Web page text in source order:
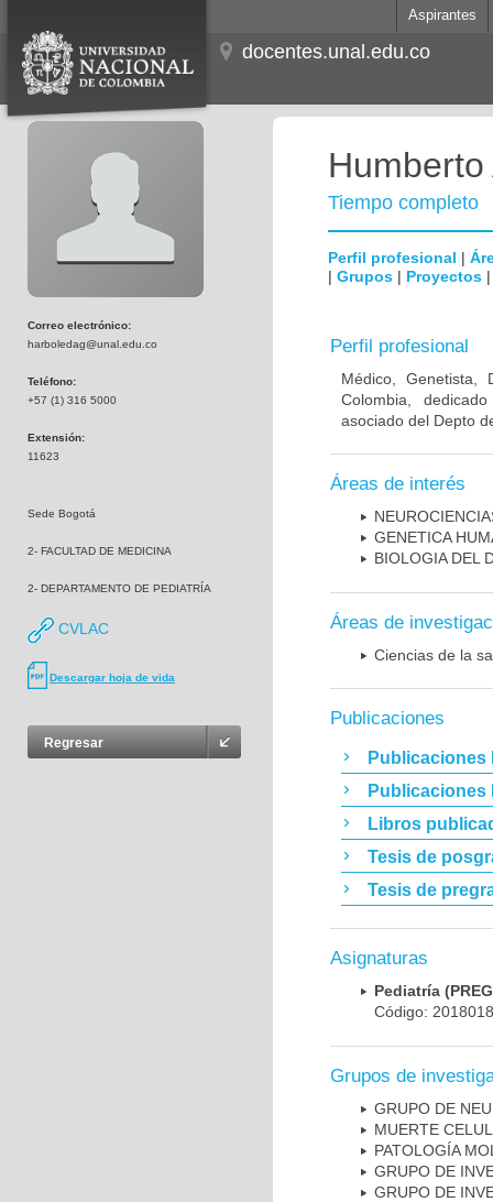
Aspirantes
docentes.unal.edu.co
Correo electrónico:
harboledag@unal.edu.co
Teléfono:
+57 (1) 316 5000
Extensión:
11623
Sede Bogotá
2- FACULTAD DE MEDICINA
2- DEPARTAMENTO DE PEDIATRÍA
CVLAC
Descargar hoja de vida
Regresar
Tiempo completo
Perfil profesional |
| Grupos | Proyectos
Perfil profesional
Médico, Genetista,
Colombia,
asociado del Depto
Áreas de interés
GENETICA
BIOLOGIA DEL
Áreas de
Ciencias de la
Publicaciones
Publicaciones
Publicaciones
Libros
Tesis de
Tesis de
Asignaturas
Pediatría
Código:
Grupos de
GRUPO DE
MUERTE
PATOLOGÍA
GRUPO DE
GRUPO DE